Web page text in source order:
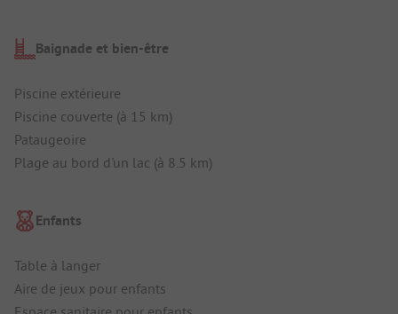
Baignade et bien-être
Piscine extérieure
Piscine couverte (à 15 km)
Pataugeoire
Plage au bord d'un lac (à 8.5 km)
Enfants
Table à langer
Aire de jeux pour enfants